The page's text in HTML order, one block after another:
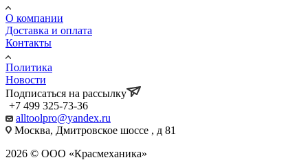
О компании
Доставка и оплата
Контакты
Политика
Новости
Подписаться на рассылку
+7 499 325-73-36
alltoolpro@yandex.ru
Москва, Дмитровское шоссе , д 81
2026 © ООО «Красмеханика»